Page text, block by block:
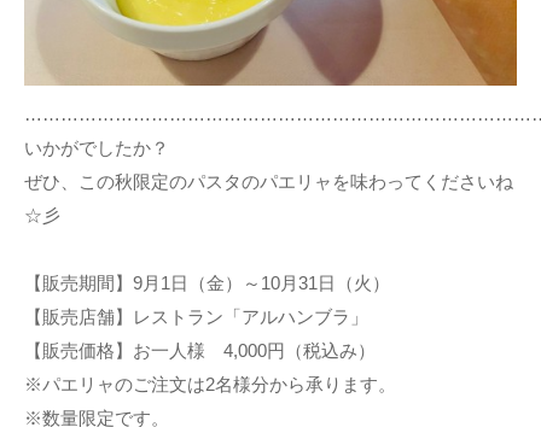
いかがでしたか？
ぜひ、この秋限定のパスタのパエリャを味わってくださいね
☆彡
【販売期間】9月1日（金）～10月31日（火）
【販売店舗】レストラン「アルハンブラ」
【販売価格】お一人様 4,000円（税込み）
※パエリャのご注文は2名様分から承ります。
※数量限定です。